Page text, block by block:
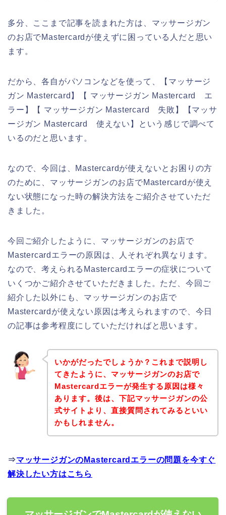
多分、ここまで記事を読まれた方は、マッサージガン
のお店でMastercardが使えずに困っている人だと思い
ます。
だから、各自がパソコンなどを使って、【マッサージ
ガン Mastercard】【 マッサージガン Mastercard エ
ラー】【 マッサージガン Mastercard 失敗】【マッサ
ージガン Mastercard 使えない】という感じで調べて
いるのだと思います。
なので、今回は、Mastercardが使えないとお困りの方
のために、マッサージガンのお店でMastercardが使え
ない状態になった時の解決方法をご紹介させていただ
きました。
今回ご紹介したように、マッサージガンのお店で
Mastercardエラーの原因は、人それぞれ異なります。
なので、考えられるMastercardエラーの症状について
いくつかご紹介させていただきました。ただ、今回ご
紹介した以外にも、マッサージガンのお店で
Mastercardが使えない原因は考えられますので、今日
の記事は参考程度にしていただければと思います。
いかがだったでしょうか？これまで説明し
てきたように、マッサージガンのお店で
Mastercardエラーが発生する原因は様々
あります。後は、下記マッサージガンの公
式サイトより、直接質問されてみるといい
かもしれません。
⇒マッサージガンのMastercardエラーの問題を今すぐ
解決したい方はこちら